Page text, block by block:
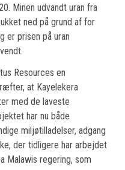
Minen udvandt uran fra
ned på grund af for
er prisen på uran
Resources en
at Kayelekera
med de laveste
har nu både
miljøtilladelser, adgang
der tidligere har arbejdet
regering, som